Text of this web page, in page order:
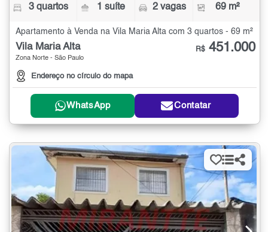
3 quartos 1 suíte 2 vagas 69 m²
Apartamento à Venda na Vila Maria Alta com 3 quartos - 69 m²
Vila Maria Alta
Zona Norte - São Paulo
Endereço no círculo do mapa
R$ 451.000
WhatsApp Contatar